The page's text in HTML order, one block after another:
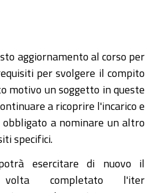
aggiornamento al corso per
per svolgere il compito
motivo un soggetto in queste
a ricoprire l'incarico e
a nominare un altro
specifici.
esercitare di nuovo il
completato l'iter